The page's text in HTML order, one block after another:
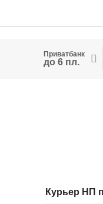
Приватбанк
до 6 пл.
Курьер НП